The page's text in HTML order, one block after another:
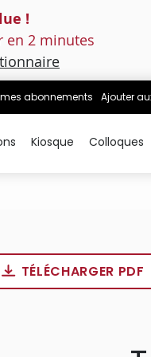
!
en 2 minutes
mes abonnements Ajouter
Kiosque Colloques
TÉLÉCHARGER PDF